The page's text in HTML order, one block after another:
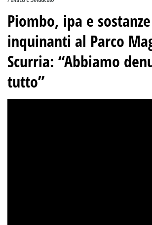
Piombo, ipa e sostanze
inquinanti al Parco
Scurria: “Abbiamo
tutto”